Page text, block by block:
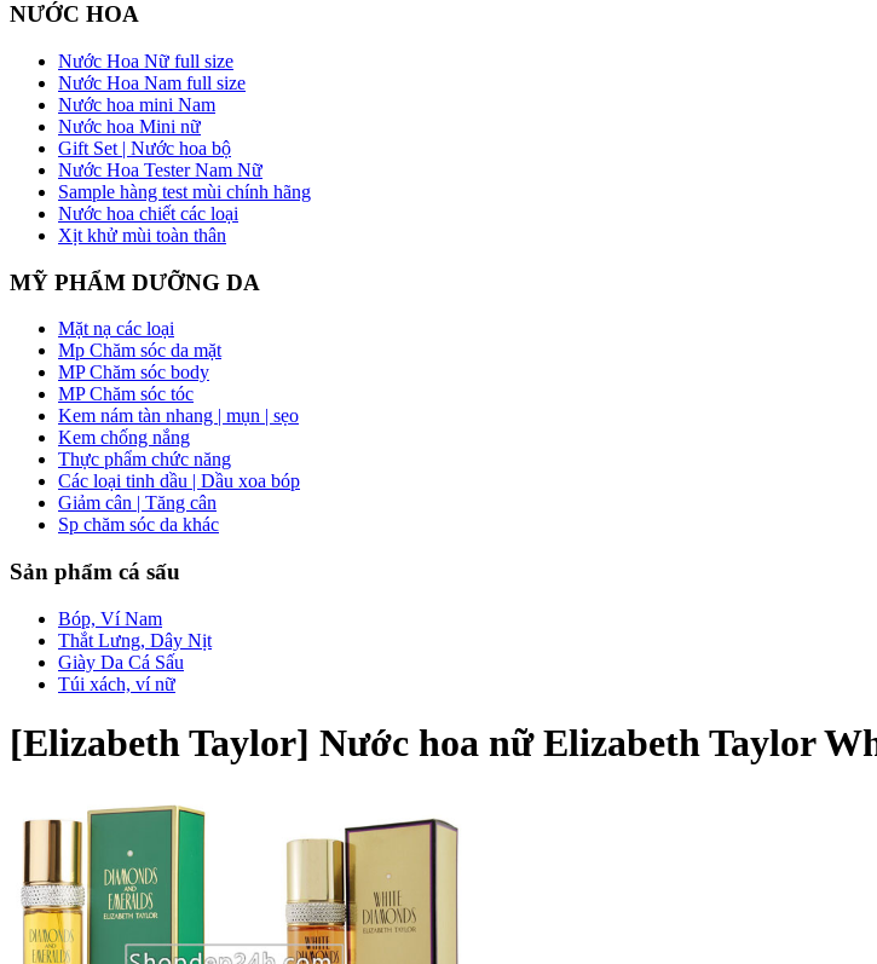
NƯỚC HOA
Nước Hoa Nữ full size
Nước Hoa Nam full size
Nước hoa mini Nam
Nước hoa Mini nữ
Gift Set | Nước hoa bộ
Nước Hoa Tester Nam Nữ
Sample hàng test mùi chính hãng
Nước hoa chiết các loại
Xịt khử mùi toàn thân
MỸ PHẨM DƯỠNG DA
Mặt nạ các loại
Mp Chăm sóc da mặt
MP Chăm sóc body
MP Chăm sóc tóc
Kem nám tàn nhang | mụn | sẹo
Kem chống nắng
Thực phẩm chức năng
Các loại tinh dầu | Dầu xoa bóp
Giảm cân | Tăng cân
Sp chăm sóc da khác
Sản phẩm cá sấu
Bóp, Ví Nam
Thắt Lưng, Dây Nịt
Giày Da Cá Sấu
Túi xách, ví nữ
[Elizabeth Taylor] Nước hoa nữ Elizabeth Taylor